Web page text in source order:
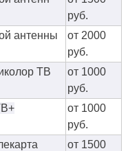
руб.
антенны
от 2000
руб.
ТВ
от 1000
руб.
от 1000
руб.
от 1500